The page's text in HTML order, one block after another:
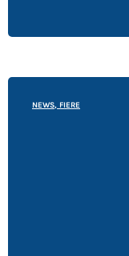
NEWS, FIERE